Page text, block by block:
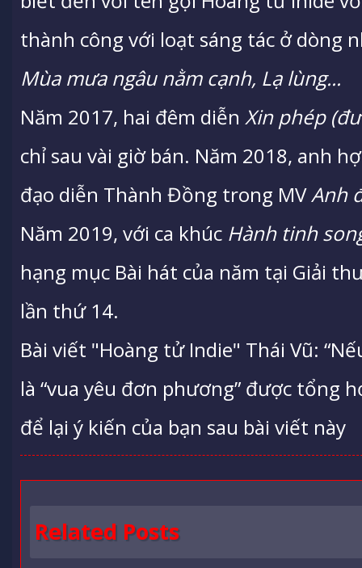
thành công với loạt sáng tác ở dòng
Mùa mưa ngâu nằm cạnh, Lạ lùng...
Năm 2017, hai đêm diễn Xin phép
chỉ sau vài giờ bán. Năm 2018, anh
đạo diễn Thành Đồng trong MVAnh
Năm 2019, với ca khúc Hành tinh
hạng mục Bài hát của năm tại Giải
lần thứ 14.
Bài viết "Hoàng tử Indie" Thái Vũ:
là “vua yêu đơn phương” được tổng
để lại ý kiến của bạn sau bài viết này
Related Posts